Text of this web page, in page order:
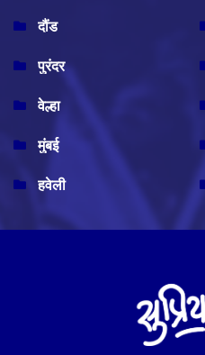
दौंड
पुरंदर
वेल्हा
मुंबई
हवेली